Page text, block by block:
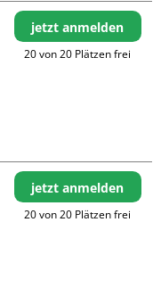
jetzt anmelden
20 von 20 Plätzen frei
jetzt anmelden
20 von 20 Plätzen frei